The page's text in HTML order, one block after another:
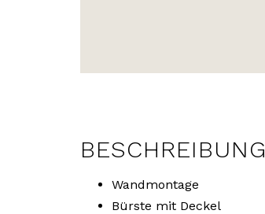
BESCHREIBUNG
Wandmontage
Bürste mit Deckel